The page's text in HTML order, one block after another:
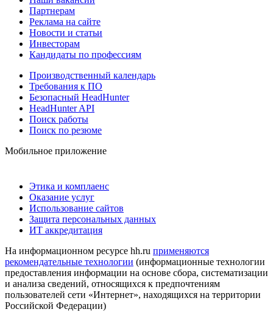
Партнерам
Реклама на сайте
Новости и статьи
Инвесторам
Кандидаты по профессиям
Производственный календарь
Требования к ПО
Безопасный HeadHunter
HeadHunter API
Поиск работы
Поиск по резюме
Мобильное приложение
Этика и комплаенс
Оказание услуг
Использование сайтов
Защита персональных данных
ИТ аккредитация
На информационном ресурсе hh.ru применяются
рекомендательные технологии (информационные технологии
предоставления информации на основе сбора, систематизации
и анализа сведений, относящихся к предпочтениям
пользователей сети «Интернет», находящихся на территории
Российской Федерации)